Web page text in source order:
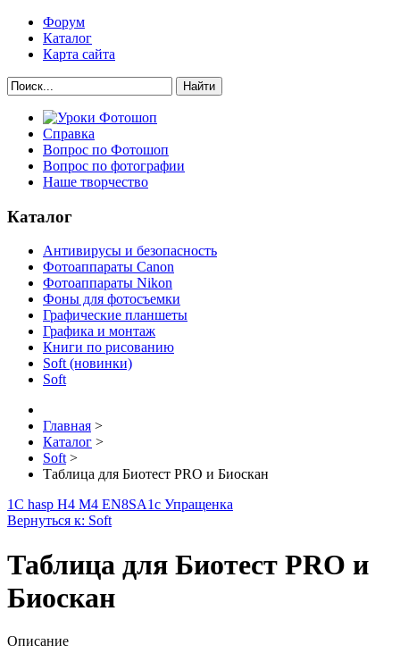
Форум
Каталог
Карта сайта
Найти
Справка
Вопрос по Фотошоп
Вопрос по фотографии
Наше творчество
Каталог
Антивирусы и безопасность
Фотоаппараты Canon
Фотоаппараты Nikon
Фоны для фотосъемки
Графические планшеты
Графика и монтаж
Книги по рисованию
Soft (новинки)
Soft
Главная >
Каталог >
Soft >
Таблица для Биотест PRO и Биоскан
1С hasp H4 M4 EN8SA1с Упращенка
Вернуться к: Soft
Таблица для Биотест PRO и
Биоскан
Описание